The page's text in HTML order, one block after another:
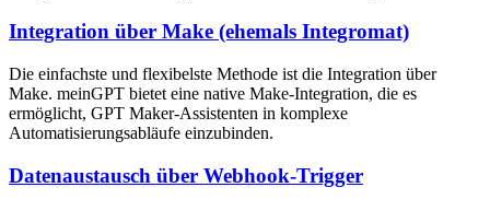
Integration über Make (ehemals Integromat)
Die einfachste und flexibelste Methode ist die Integration über
Make. meinGPT bietet eine native Make-Integration, die es
ermöglicht, GPT Maker-Assistenten in komplexe
Automatisierungsabläufe einzubinden.
Datenaustausch über Webhook-Trigger